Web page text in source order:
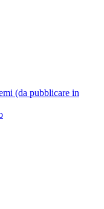
(da pubblicare in